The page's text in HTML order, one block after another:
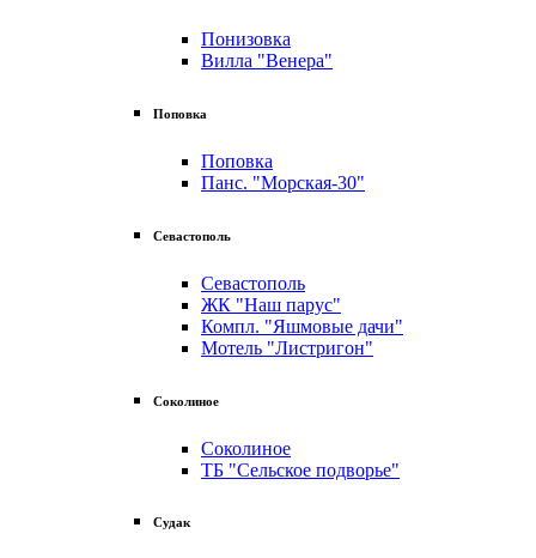
Понизовка
Вилла "Венера"
Поповка
Поповка
Панс. "Морская-30"
Севастополь
Севастополь
ЖК "Наш парус"
Компл. "Яшмовые дачи"
Мотель "Листригон"
Соколиное
Соколиное
ТБ "Сельское подворье"
Судак